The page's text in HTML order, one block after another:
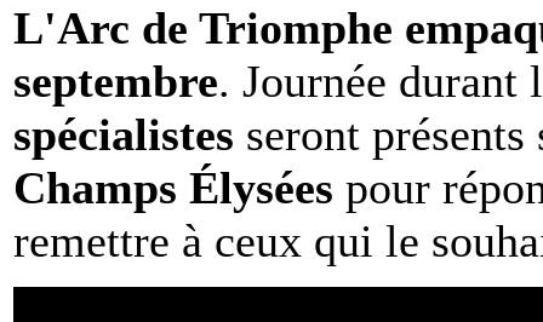
L'Arc de Triomphe
septembre. Journée
spécialistes seront
Champs Élysées pour
remettre à ceux qui le